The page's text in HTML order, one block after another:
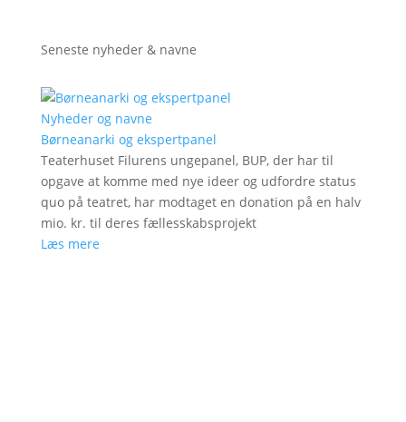
Seneste nyheder & navne
Nyheder og navne
Børneanarki og ekspertpanel
Teaterhuset Filurens ungepanel, BUP, der har til
opgave at komme med nye ideer og udfordre status
quo på teatret, har modtaget en donation på en halv
mio. kr. til deres fællesskabsprojekt
Læs mere